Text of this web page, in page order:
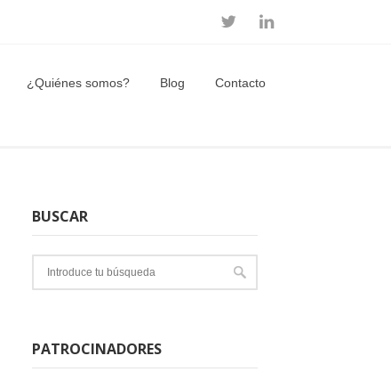
¿Quiénes somos? Blog Contacto
BUSCAR
PATROCINADORES